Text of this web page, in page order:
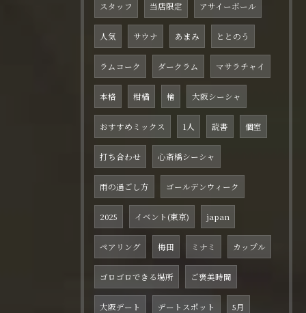
スタッフ 当店限定 アサイーボール
人気 サウナ あまみ ととのう
ラムコーク ダークラム マサラチャイ
本格 柑橘 檜 大阪シーシャ
おすすめミックス 1人 読書 個室
打ち合わせ 心斎橋シーシャ
雨の過ごし方 ゴールデンウィーク
2025 イベント(東京) japan
ペアリング 梅田 ミナミ カップル
ゴロゴロできる場所 ご褒美時間
大阪デート デートスポット 5月